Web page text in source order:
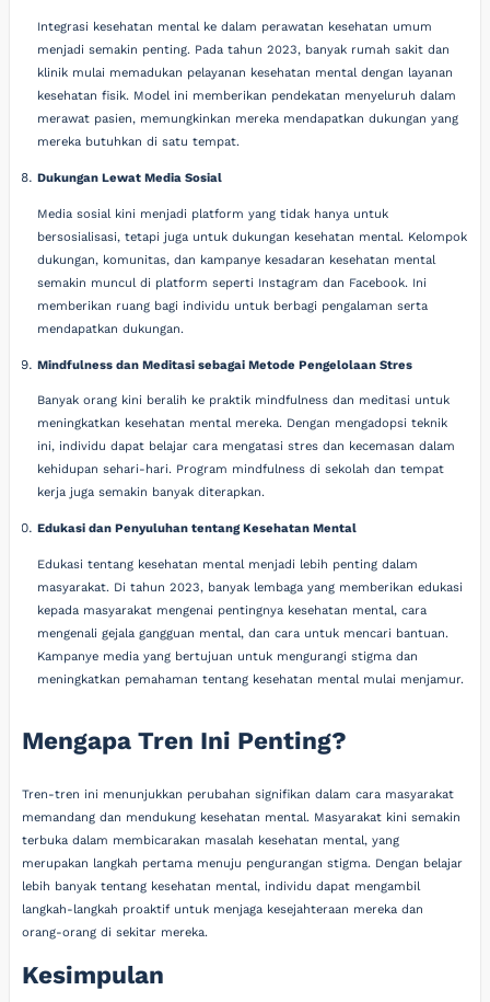
Integrasi kesehatan mental ke dalam perawatan kesehatan umum
menjadi semakin penting. Pada tahun 2023, banyak rumah sakit dan
klinik mulai memadukan pelayanan kesehatan mental dengan layanan
kesehatan fisik. Model ini memberikan pendekatan menyeluruh dalam
merawat pasien, memungkinkan mereka mendapatkan dukungan yang
mereka butuhkan di satu tempat.
Dukungan Lewat Media Sosial
Media sosial kini menjadi platform yang tidak hanya untuk
bersosialisasi, tetapi juga untuk dukungan kesehatan mental. Kelompok
dukungan, komunitas, dan kampanye kesadaran kesehatan mental
semakin muncul di platform seperti Instagram dan Facebook. Ini
memberikan ruang bagi individu untuk berbagi pengalaman serta
mendapatkan dukungan.
Mindfulness dan Meditasi sebagai Metode Pengelolaan Stres
Banyak orang kini beralih ke praktik mindfulness dan meditasi untuk
meningkatkan kesehatan mental mereka. Dengan mengadopsi teknik
ini, individu dapat belajar cara mengatasi stres dan kecemasan dalam
kehidupan sehari-hari. Program mindfulness di sekolah dan tempat
kerja juga semakin banyak diterapkan.
Edukasi dan Penyuluhan tentang Kesehatan Mental
Edukasi tentang kesehatan mental menjadi lebih penting dalam
masyarakat. Di tahun 2023, banyak lembaga yang memberikan edukasi
kepada masyarakat mengenai pentingnya kesehatan mental, cara
mengenali gejala gangguan mental, dan cara untuk mencari bantuan.
Kampanye media yang bertujuan untuk mengurangi stigma dan
meningkatkan pemahaman tentang kesehatan mental mulai menjamur.
Mengapa Tren Ini Penting?
Tren-tren ini menunjukkan perubahan signifikan dalam cara masyarakat
memandang dan mendukung kesehatan mental. Masyarakat kini semakin
terbuka dalam membicarakan masalah kesehatan mental, yang
merupakan langkah pertama menuju pengurangan stigma. Dengan belajar
lebih banyak tentang kesehatan mental, individu dapat mengambil
langkah-langkah proaktif untuk menjaga kesejahteraan mereka dan
orang-orang di sekitar mereka.
Kesimpulan